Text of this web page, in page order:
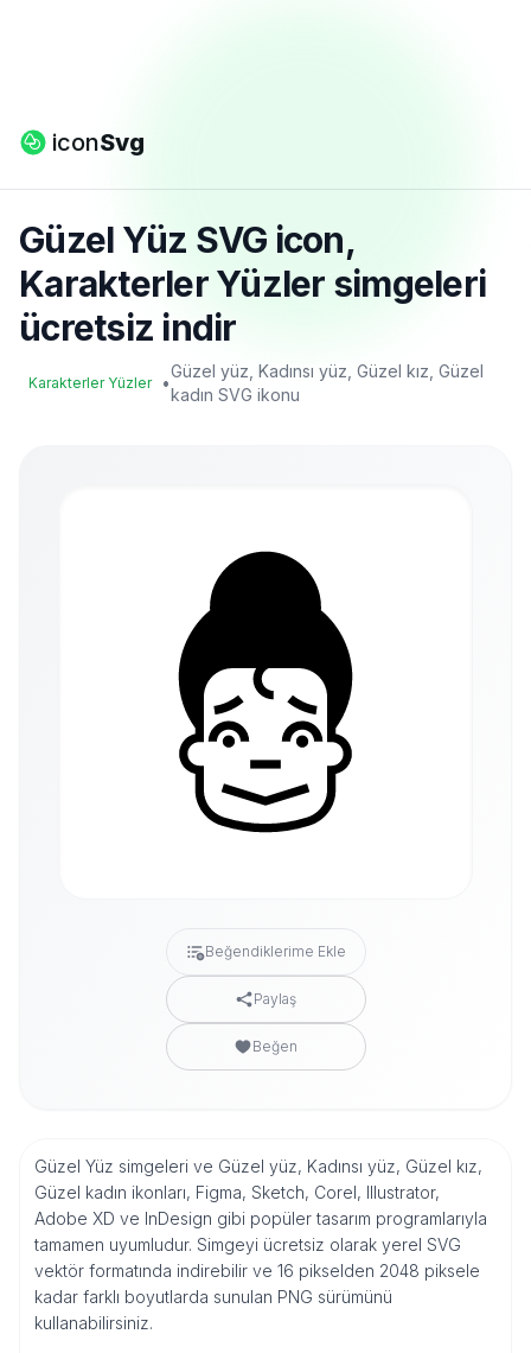
iconSvg
Güzel Yüz SVG icon,
Karakterler Yüzler simgeleri
ücretsiz indir
Karakterler Yüzler •
Güzel yüz, Kadınsı yüz, Güzel kız, Güzel
kadın SVG ikonu
Beğendiklerime Ekle
Paylaş
Beğen
Güzel Yüz simgeleri ve Güzel yüz, Kadınsı yüz, Güzel kız,
Güzel kadın ikonları, Figma, Sketch, Corel, Illustrator,
Adobe XD ve InDesign gibi popüler tasarım programlarıyla
tamamen uyumludur. Simgeyi ücretsiz olarak yerel SVG
vektör formatında indirebilir ve 16 pikselden 2048 piksele
kadar farklı boyutlarda sunulan PNG sürümünü
kullanabilirsiniz.